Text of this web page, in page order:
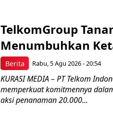
Berita
TelkomGroup
Menumbuhkan
Rabu, 5 Agu 2026 - 20:54
KURASI MEDIA – PT Telkom
memperkuat komitmennya
aksi penanaman 20.000...